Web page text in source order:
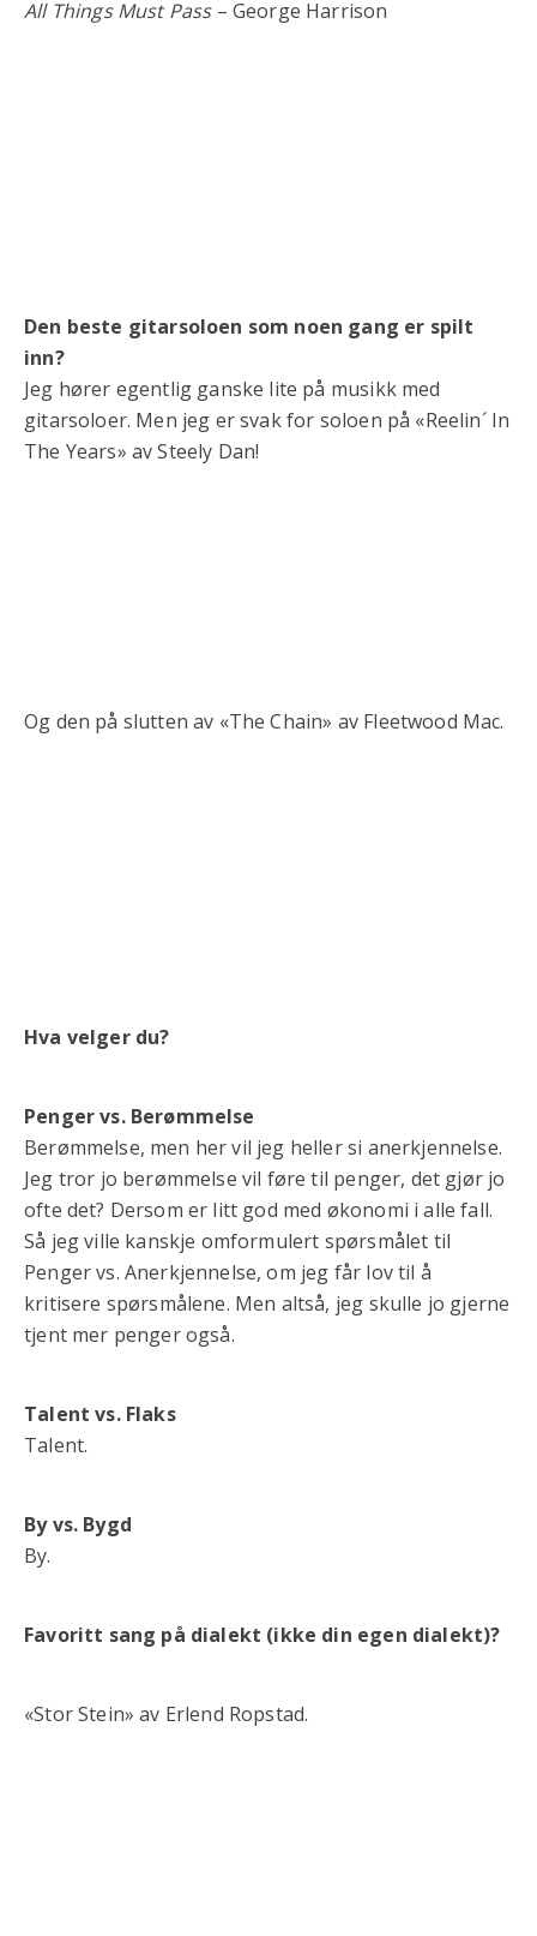
All Things Must Pass– George Harrison
Den beste gitarsoloen som noen gang er spilt
inn?
Jeg hører egentlig ganske lite på musikk med
gitarsoloer. Men jeg er svak for soloen på «Reelin´ In
The Years» av Steely Dan!
Og den på slutten av «The Chain» av Fleetwood Mac.
Hva velger du?
Penger vs. Berømmelse
Berømmelse, men her vil jeg heller si anerkjennelse.
Jeg tror jo berømmelse vil føre til penger, det gjør jo
ofte det? Dersom er litt god med økonomi i alle fall.
Så jeg ville kanskje omformulert spørsmålet til
Penger vs. Anerkjennelse, om jeg får lov til å
kritisere spørsmålene. Men altså, jeg skulle jo gjerne
tjent mer penger også.
Talent vs. Flaks
Talent.
By vs. Bygd
By.
Favoritt sang på dialekt (ikke din egen dialekt)?
«Stor Stein» av Erlend Ropstad.